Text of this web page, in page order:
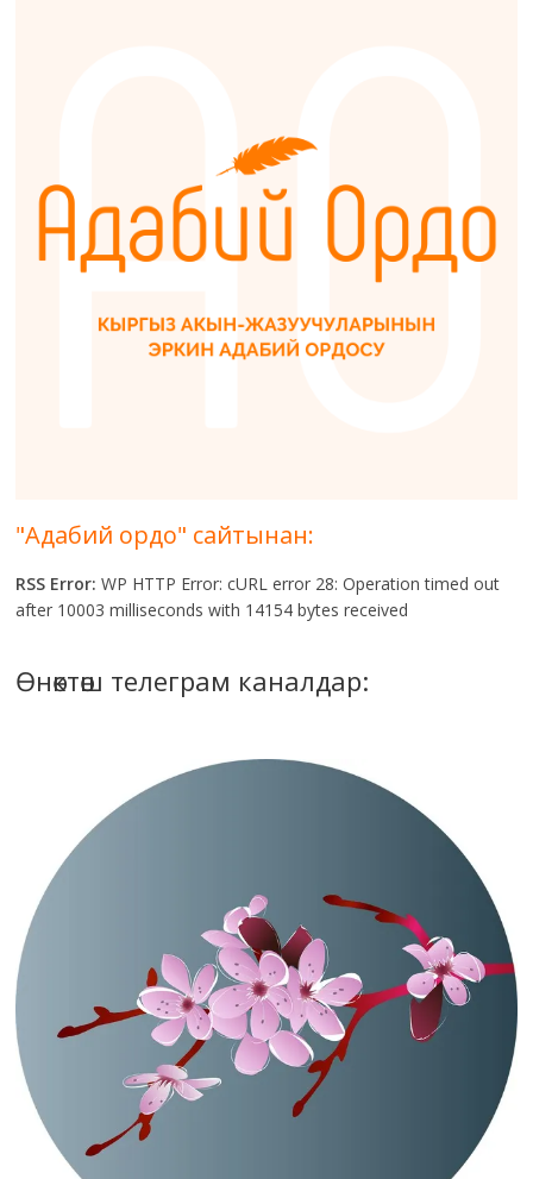
"Адабий ордо" сайтынан:
RSS Error: WP HTTP Error: cURL error 28: Operation timed out
after 10003 milliseconds with 14154 bytes received
Өнөктөш телеграм каналдар: